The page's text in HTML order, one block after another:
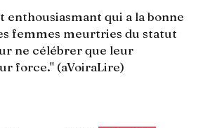
enthousiasmant qui a la bonne
femmes meurtries du statut
ne célébrer que leur
force." (aVoiraLire)